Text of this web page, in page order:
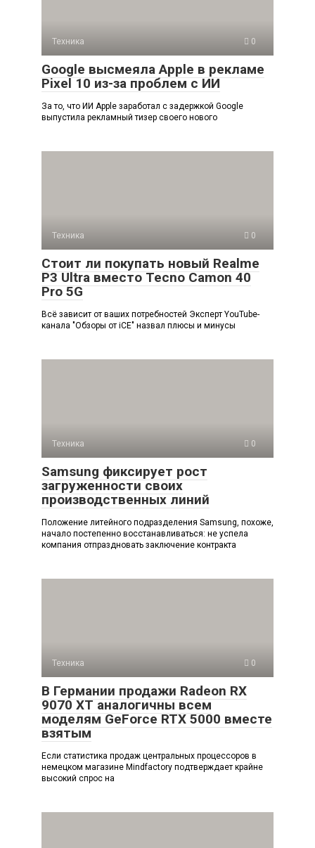
Техника 0
Google высмеяла Apple в рекламе
Pixel 10 из-за проблем с ИИ
За то, что ИИ Apple заработал с задержкой Google
выпустила рекламный тизер своего нового
Техника 0
Стоит ли покупать новый Realme
P3 Ultra вместо Tecno Camon 40
Pro 5G
Всё зависит от ваших потребностей Эксперт YouTube-
канала "Обзоры от iCE" назвал плюсы и минусы
Техника 0
Samsung фиксирует рост
загруженности своих
производственных линий
Положение литейного подразделения Samsung, похоже,
начало постепенно восстанавливаться: не успела
компания отпраздновать заключение контракта
Техника 0
В Германии продажи Radeon RX
9070 XT аналогичны всем
моделям GeForce RTX 5000 вместе
взятым
Если статистика продаж центральных процессоров в
немецком магазине Mindfactory подтверждает крайне
высокий спрос на